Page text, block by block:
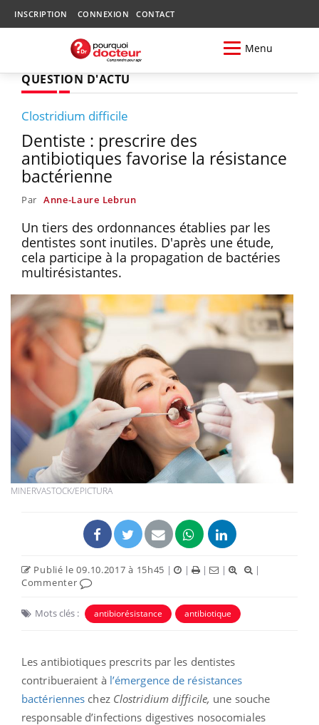
INSCRIPTION CONNEXION CONTACT
Menu
QUESTION D'ACTU
Clostridium difficile
Dentiste : prescrire des
antibiotiques favorise la résistance
bactérienne
Par Anne-Laure Lebrun
Un tiers des ordonnances établies par les
dentistes sont inutiles. D'après une étude,
cela participe à la propagation de bactéries
multirésistantes.
MINERVASTOCK/EPICTURA
Publié le 09.10.2017 à 15h45 | | | |
|
Commenter
Mots clés : antibiorésistance antibiotique
Les antibiotiques prescrits par les dentistes
contribueraient à l’émergence de résistances
bactériennes chez Clostridium difficile, une souche
responsable d’infections digestives nosocomiales